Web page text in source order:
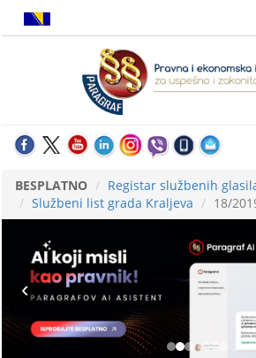
BESPLATNO
Registar službenih
Službeni list grada Kraljeva
18/